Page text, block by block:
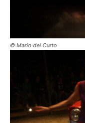
© Mario del Curto